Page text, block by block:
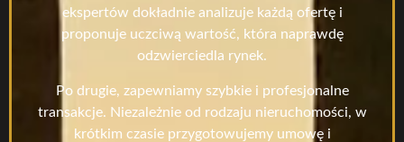
ekspertów dokładnie analizuje każdą ofertę i
proponuje uczciwą wartość, która naprawdę
odzwierciedla rynek.
Po drugie, zapewniamy szybkie i profesjonalne
transakcje. Niezależnie od rodzaju nieruchomości, w
krótkim czasie przygotowujemy umowę i